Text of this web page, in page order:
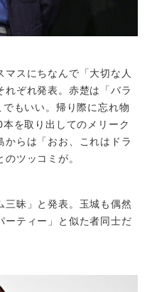
スにちなんで「大切な人
れぞれ発表。赤楚は「バラ
もいい。帰り際に忘れ物
を取り出してのメリーク
からは「おお、これはドラ
ツッコミが。
三昧」と発表。玉城も偶然
ーティー」と似た者同士だ